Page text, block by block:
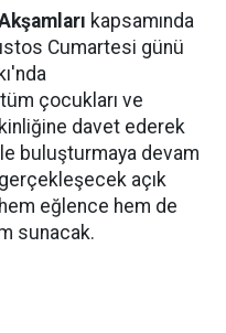
kapsamında
Cumartesi günü
tüm çocukları ve
davet ederek
buluşturmaya devam
gerçekleşecek açık
eğlence hem de
sunacak.